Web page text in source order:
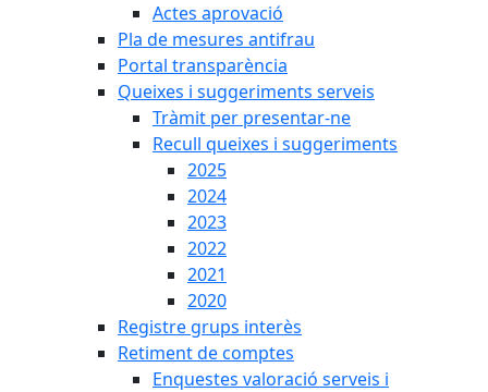
Actes aprovació
Pla de mesures antifrau
Portal transparència
Queixes i suggeriments serveis
Tràmit per presentar-ne
Recull queixes i suggeriments
2025
2024
2023
2022
2021
2020
Registre grups interès
Retiment de comptes
Enquestes valoració serveis i